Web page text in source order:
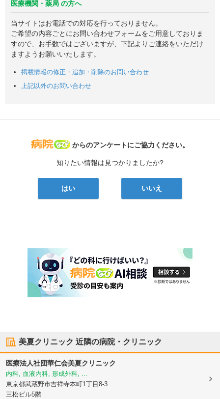
医療機関・薬局 の方へ
当サイトはお電話での対応を行っておりません。
ご希望の内容ごとにお問い合わせフォームをご用意しておりま
すので、お手数ではございますが、下記よりご連絡をいただけ
ますようお願いいたします。
掲載情報の修正・追加・削除のお問い合わせ
上記以外のお問い合わせ
病院なび
からのアンケートにご協力ください。
知りたい情報は見つかりましたか?
はい いいえ
美夏クリニック 近隣の病院・クリニック
医療法人社団華仁会美夏クリニック
内科, 血液内科, 形成外科, ...
東京都武蔵野市吉祥寺本町1丁目8-3
三松ビル5階